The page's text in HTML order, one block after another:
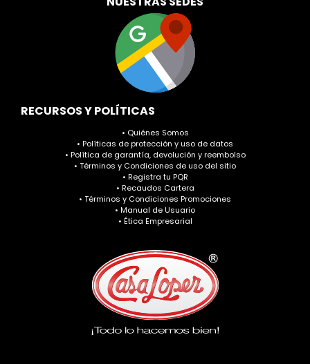
RECURSOS Y POLÍTICAS
• Quiénes Somos
• Políticas de protección y uso de datos
• Política de garantía, devolución y reembolso
• Términos y Condiciones de uso del sitio
• Registra tu PQR
• Recaudos Cartera
• Términos y Condiciones Promociones
• Manual de Usuario
• Ética Empresarial